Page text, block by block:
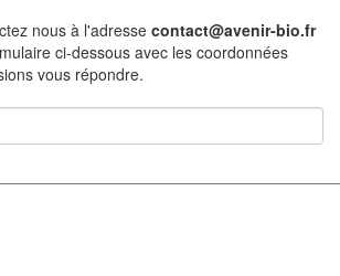
nous à l'adresse contact@avenir-bio.fr
ci-dessous avec les coordonnées
vous répondre.